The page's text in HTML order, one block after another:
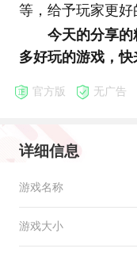
等，给予玩家更好
今天的分享
多好玩的游戏，快
官方版 无广告
详细信息
游戏名称
游戏大小